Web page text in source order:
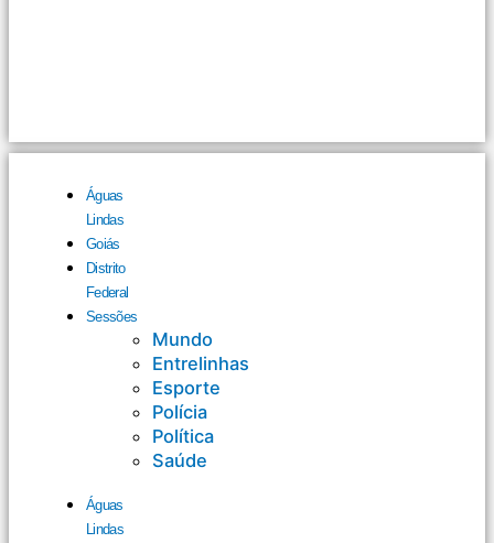
Águas
Lindas
Goiás
Distrito
Federal
Sessões
Mundo
Entrelinhas
Esporte
Polícia
Política
Saúde
Águas
Lindas